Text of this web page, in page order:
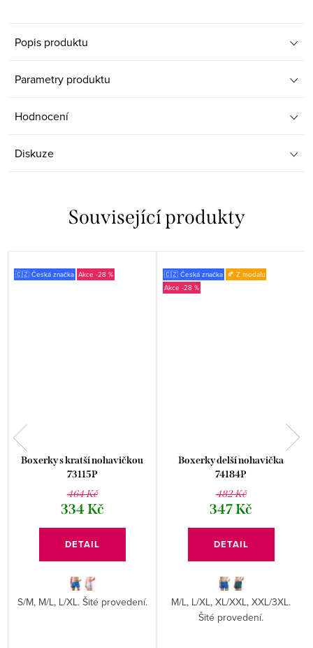
Popis produktu
Parametry produktu
Hodnocení
Diskuze
Související produkty
🇨🇿 Česká značka -28 %
Boxerky s kratší nohavičkou
73115P
464 Kč
334 Kč
DETAIL
S/M, M/L, L/XL. Šité provedení.
🇨🇿 Česká značka 🍂 Z modalu
-28 %
Boxerky delší nohavička
74184P
482 Kč
347 Kč
DETAIL
M/L, L/XL, XL/XXL, XXL/3XL.
Šité provedení.